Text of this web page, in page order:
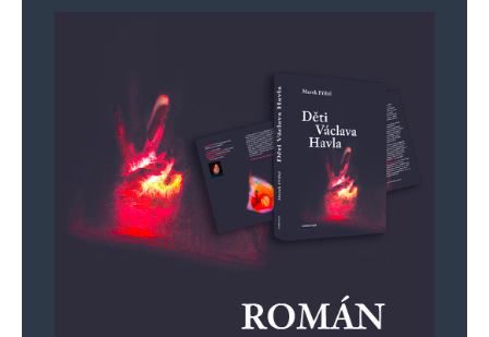
…a tisíc dalších. Díky.
Robo
18. 11. 2024 (16:48)
České republiky, řekl bych od roku 1938
Odpovědět